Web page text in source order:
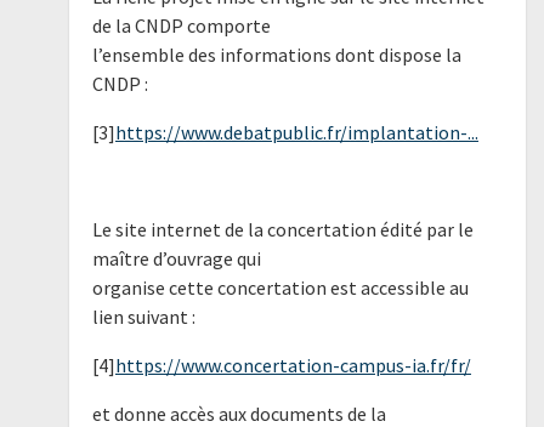
de la CNDP comporte
l’ensemble des informations dont dispose la
CNDP :
[3]https://www.debatpublic.fr/implantation-...
Le site internet de la concertation édité par le
maître d’ouvrage qui
organise cette concertation est accessible au
lien suivant :
[4]https://www.concertation-campus-ia.fr/fr/
et donne accès aux documents de la